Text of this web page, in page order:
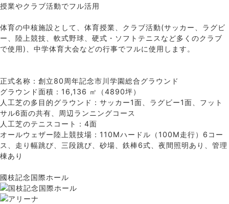
授業やクラブ活動でフル活用
体育の中核施設として、体育授業、クラブ活動(サッカー、ラグビ
ー、陸上競技、軟式野球、硬式・ソフトテニスなど多くのクラブ
で使用)、中学体育大会などの行事でフルに使用します。
正式名称：創立80周年記念市川学園総合グラウンド
グラウンド面積：16,136 ㎡（4890坪）
人工芝の多目的グラウンド：サッカー1面、ラグビー1面、フット
サル6面の共有、周辺ランニングコース
人工芝のテニスコート：4面
オールウェザー陸上競技場：110Mハードル（100M走行）6コー
ス、走り幅跳び、三段跳び、砂場、鉄棒6式、夜間照明あり、管理
棟あり
國枝記念国際ホール